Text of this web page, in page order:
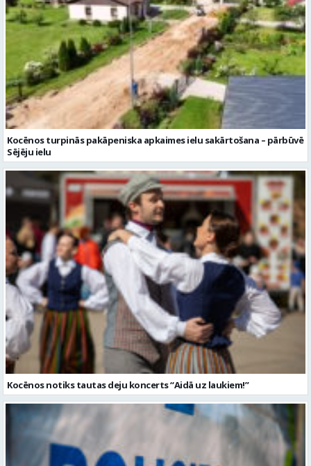
Kocēnos turpinās pakāpeniska apkaimes ielu sakārtošana – pārbūvē
Sējēju ielu
Kocēnos notiks tautas deju koncerts “Aidā uz laukiem!”